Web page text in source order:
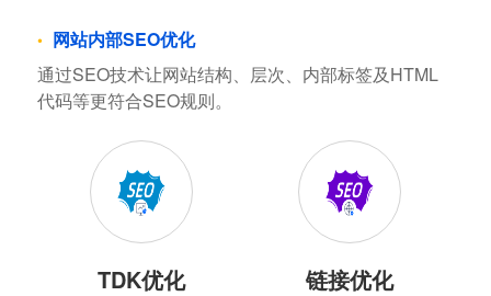
网站内部SEO优化
通过SEO技术让网站结构、层次、内部标签及HTML
代码等更符合SEO规则。
TDK优化 链接优化